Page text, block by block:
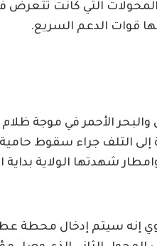
التي كانت
قوات الدعم السريع.
والبحر الأحمر في موجة
إلى التلف جراء سقوط
شهدتها الولاية بداية
إنه سيتم إدخال محطة